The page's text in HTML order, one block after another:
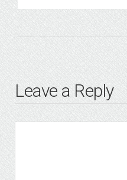
Leave a Reply